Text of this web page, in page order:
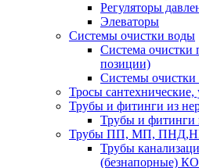
Регуляторы
Элеваторы
Системы очистки воды
Система очистки
позиции)
Системы
Тросы сантехнические,
Трубы и фитинги из
Трубы и фитинги
Трубы ПП, МП,
Трубы
(безнапорные)